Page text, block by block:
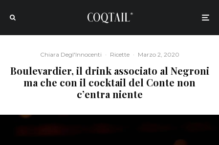
Chiara Degl'Innocenti · Ricette · Marzo 2, 2020
Boulevardier, il drink associato al Negroni
ma che con il cocktail del Conte non
c’entra niente